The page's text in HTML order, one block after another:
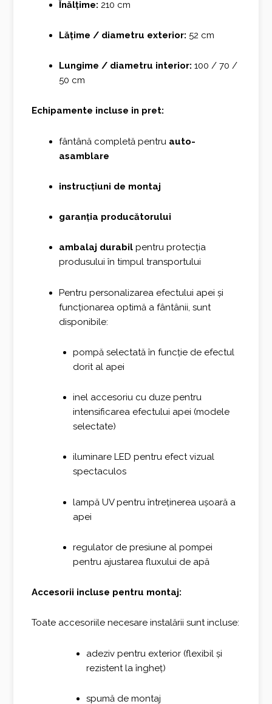
Înălțime: 210 cm
Lățime / diametru exterior: 52 cm
Lungime / diametru interior: 100 / 70 /
50 cm
Echipamente incluse in pret:
fântână completă pentru auto-
asamblare
instrucțiuni de montaj
garanția producătorului
ambalaj durabil pentru protecția
produsului în timpul transportului
Pentru personalizarea efectului apei și
funcționarea optimă a fântânii, sunt
disponibile:
pompă selectată în funcție de efectul
dorit al apei
inel accesoriu cu duze pentru
intensificarea efectului apei (modele
selectate)
iluminare LED pentru efect vizual
spectaculos
lampă UV pentru întreținerea ușoară a
apei
regulator de presiune al pompei
pentru ajustarea fluxului de apă
Accesorii incluse pentru montaj:
Toate accesoriile necesare instalării sunt incluse:
adeziv pentru exterior (flexibil și
rezistent la îngheț)
spumă de montaj